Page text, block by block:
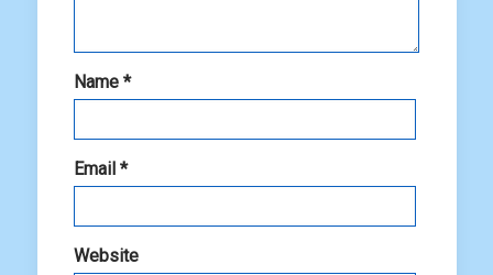
Name *
Email *
Website